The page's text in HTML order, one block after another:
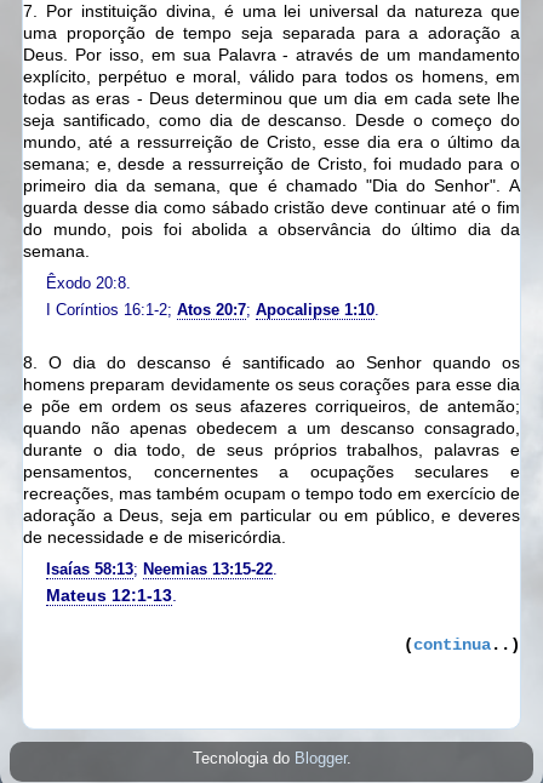
7. Por instituição divina, é uma lei universal da natureza que
uma proporção de tempo seja separada para a adoração a
Deus. Por isso, em sua Palavra - através de um mandamento
explícito, perpétuo e moral, válido para todos os homens, em
todas as eras - Deus determinou que um dia em cada sete lhe
seja santificado, como dia de descanso. Desde o começo do
mundo, até a ressurreição de Cristo, esse dia era o último da
semana; e, desde a ressurreição de Cristo, foi mudado para o
primeiro dia da semana, que é chamado "Dia do Senhor". A
guarda desse dia como sábado cristão deve continuar até o fim
do mundo, pois foi abolida a observância do último dia da
semana.
Êxodo 20:8.
I Coríntios 16:1-2; Atos 20:7; Apocalipse 1:10.
8. O dia do descanso é santificado ao Senhor quando os
homens preparam devidamente os seus corações para esse dia
e põe em ordem os seus afazeres corriqueiros, de antemão;
quando não apenas obedecem a um descanso consagrado,
durante o dia todo, de seus próprios trabalhos, palavras e
pensamentos, concernentes a ocupações seculares e
recreações, mas também ocupam o tempo todo em exercício de
adoração a Deus, seja em particular ou em público, e deveres
de necessidade e de misericórdia.
Isaías 58:13; Neemias 13:15-22.
Mateus 12:1-13.
(continua..)
Tecnologia do Blogger.